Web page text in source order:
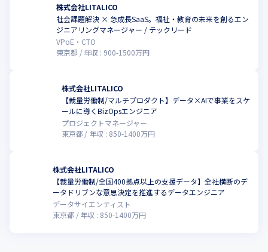
株式会社LITALICO
社会課題解決 × 急成長SaaS。福祉・教育の未来を創るエン
ジニアリングマネージャー / テックリード
VPoE・CTO
東京都
年収 : 900-1500万円
株式会社LITALICO
【裁量労働制/マルチプロダクト】データ×AIで事業をスケ
ールに導くBizOpsエンジニア
プロジェクトマネージャー
東京都
年収 : 850-1400万円
株式会社LITALICO
【裁量労働制/全国400拠点以上の支援データ】全社横断のデ
ータドリブンな意思決定を推進するデータエンジニア
データサイエンティスト
東京都
年収 : 850-1400万円